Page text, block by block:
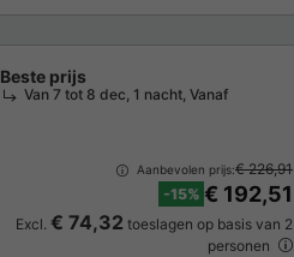
Koffiezetapparaat Vaatwasser Vriezer
Beste prijs
Van 7 tot 8 dec, 1 nacht, Vanaf
Aanbevolen prijs:€ 226,91
-15% € 192,51
Excl. € 74,32 toeslagen op basis van 2
personen